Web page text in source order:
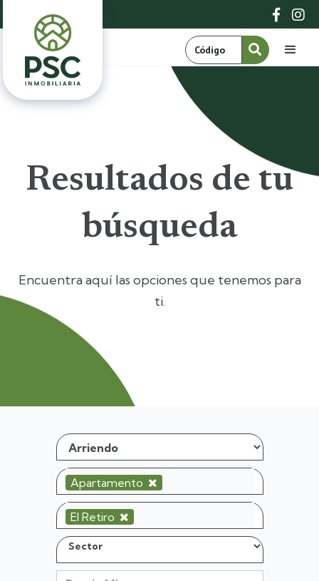
 
Resultados de tu
búsqueda
Encuentra aquí las opciones que tenemos para
ti.
Apartamento
El Retiro